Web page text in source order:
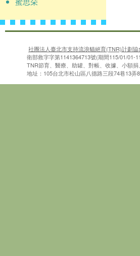
社團法人臺北市支持流浪貓絕育(TNR)計劃協
衛部救字字第1141364713號(期間115/01/01-
TNR節育、醫療、助罐、對帳、收據、小額
地址：105台北市松山區八德路三段74巷13弄